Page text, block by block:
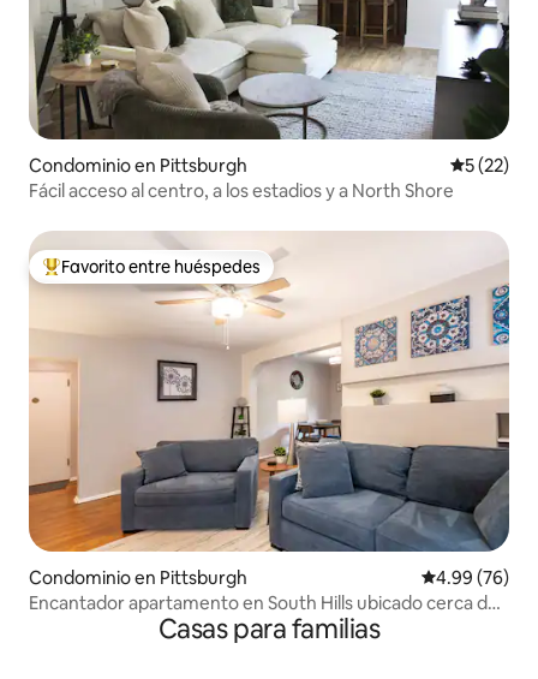
Condominio en Pittsburgh
5 (22)
Fácil acceso al centro, a los estadios y a North Shore
De los mejores en Favorito entre huéspedes
Favorito entre huéspedes
Condominio en Pittsburgh Calificación
4.99 (76)
Encantador apartamento en South Hills ubicado cerca de
Casas para familias